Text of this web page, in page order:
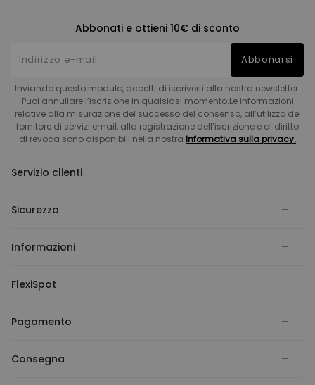
Abbonati e ottieni 10€ di sconto
Abbonarsi
Inviando questo modulo, accetti di iscriverti alla nostra newsletter.
Puoi annullare l’iscrizione in qualsiasi momento.Le informazioni
relative alla misurazione del successo del consenso, all’utilizzo del
fornitore di servizi email, alla registrazione dell’iscrizione e al diritto
di revoca sono disponibili nella nostra Informativa sulla privacy.
Servizio clienti
Sicurezza
Informazioni
FlexiSpot
Pagamento
Consegna